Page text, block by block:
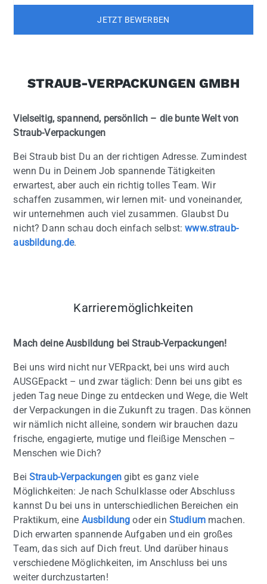
JETZT BEWERBEN
STRAUB-VERPACKUNGEN GMBH
Vielseitig, spannend, persönlich – die bunte Welt von
Straub-Verpackungen
Bei Straub bist Du an der richtigen Adresse. Zumindest
wenn Du in Deinem Job spannende Tätigkeiten
erwartest, aber auch ein richtig tolles Team. Wir
schaffen zusammen, wir lernen mit- und voneinander,
wir unternehmen auch viel zusammen. Glaubst Du
nicht? Dann schau doch einfach selbst:www.straub-
ausbildung.de.
Karrieremöglichkeiten
Mach deine Ausbildung bei Straub-Verpackungen!
Bei uns wird nicht nur VERpackt, bei uns wird auch
AUSGEpackt – und zwar täglich: Denn bei uns gibt es
jeden Tag neue Dinge zu entdecken und Wege, die Welt
der Verpackungen in die Zukunft zu tragen. Das können
wir nämlich nicht alleine, sondern wir brauchen dazu
frische, engagierte, mutige und fleißige Menschen –
Menschen wie Dich?
Bei Straub-Verpackungengibt es ganz viele
Möglichkeiten: Je nach Schulklasse oder Abschluss
kannst Du bei uns in unterschiedlichen Bereichen ein
Praktikum, eine Ausbildung oder ein Studiummachen.
Dich erwarten spannende Aufgaben und ein großes
Team, das sich auf Dich freut. Und darüber hinaus
verschiedene Möglichkeiten, im Anschluss bei uns
weiter durchzustarten!